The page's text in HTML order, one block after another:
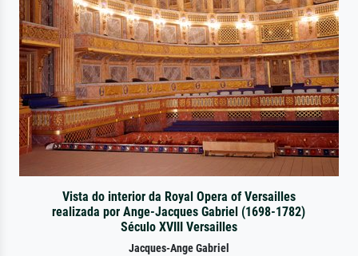
Vista do interior da Royal Opera of Versailles
realizada por Ange-Jacques Gabriel (1698-1782)
Século XVIII Versailles
Jacques-Ange Gabriel